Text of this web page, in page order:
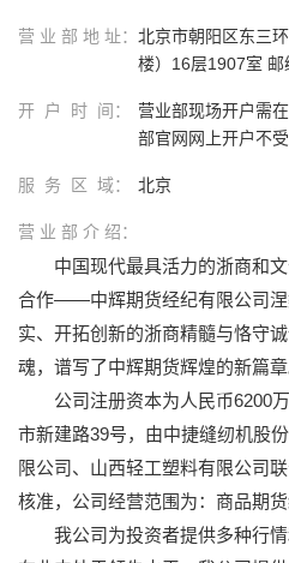
营 业 部 地 址： 北京市朝阳区东三
楼）16层1907室
开 户 时 间：
营业部现场开户需
部官网网上开户不
服 务 区 域： 北京
营 业 部 介 绍：
中国现代最具活力的浙商和
合作——中辉期货经纪有限公司涅
实、开拓创新的浙商精髓与恪守
魂，谱写了中辉期货辉煌的新篇章
公司注册资本为人民币6200
市新建路39号，由中捷缝纫机股
限公司、山西轻工塑料有限公司
核准，公司经营范围为：商品期货
我公司为投资者提供多种行